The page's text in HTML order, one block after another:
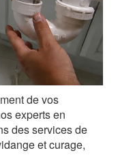
de vos
experts en
des services de
et curage,